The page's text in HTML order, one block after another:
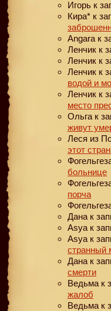
Игорь к
Кира* к
Angara к
Ленчик к
Ленчик к
Ленчик к
водой и
Ленчик к
место
Ольга к
живут
Леся из
этот
больнице
порча
Дана к
Asya к
Asya к
странный
Дана к
смерти
Ведьма к
жалоб
Ведьма к